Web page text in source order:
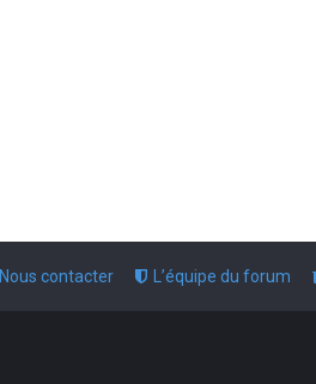
L’équipe du forum
Nous contacter